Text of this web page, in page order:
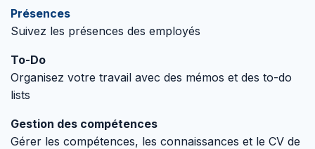
Présences
Suivez les présences des employés
To-Do
Organisez votre travail avec des mémos et des to-do
lists
Gestion des compétences
Gérer les compétences, les connaissances et le CV de